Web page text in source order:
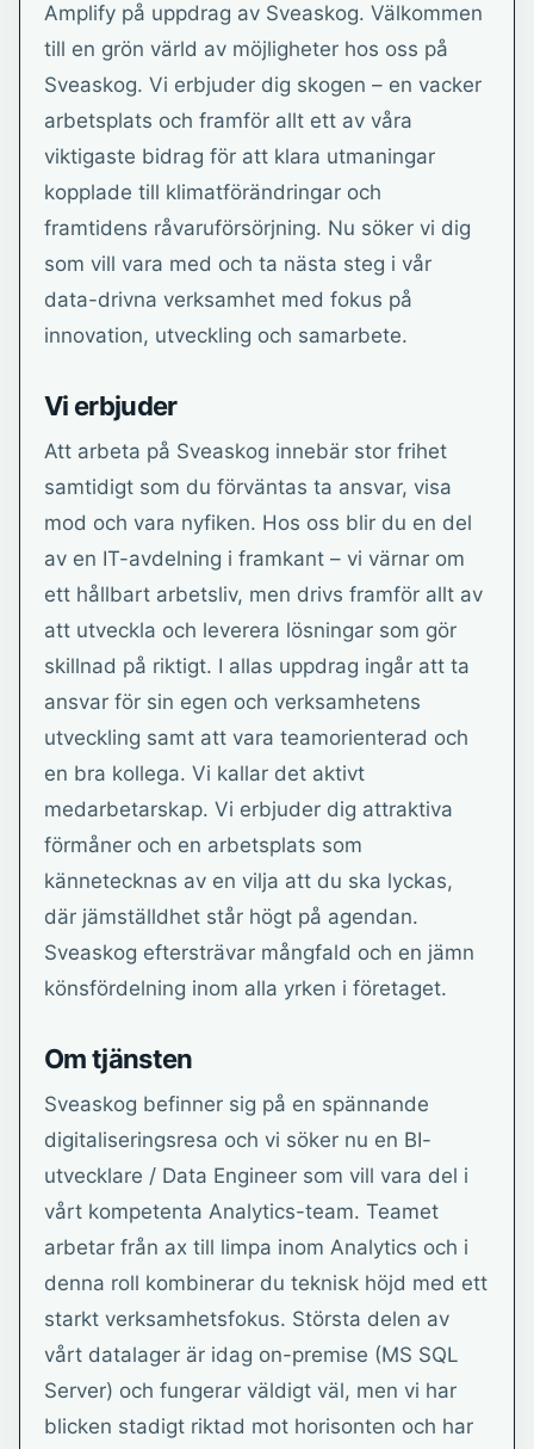
Amplify på uppdrag av Sveaskog. Välkommen
till en grön värld av möjligheter hos oss på
Sveaskog. Vi erbjuder dig skogen – en vacker
arbetsplats och framför allt ett av våra
viktigaste bidrag för att klara utmaningar
kopplade till klimatförändringar och
framtidens råvaruförsörjning. Nu söker vi dig
som vill vara med och ta nästa steg i vår
data-drivna verksamhet med fokus på
innovation, utveckling och samarbete.
Vi erbjuder
Att arbeta på Sveaskog innebär stor frihet
samtidigt som du förväntas ta ansvar, visa
mod och vara nyfiken. Hos oss blir du en del
av en IT-avdelning i framkant – vi värnar om
ett hållbart arbetsliv, men drivs framför allt av
att utveckla och leverera lösningar som gör
skillnad på riktigt. I allas uppdrag ingår att ta
ansvar för sin egen och verksamhetens
utveckling samt att vara teamorienterad och
en bra kollega. Vi kallar det aktivt
medarbetarskap. Vi erbjuder dig attraktiva
förmåner och en arbetsplats som
kännetecknas av en vilja att du ska lyckas,
där jämställdhet står högt på agendan.
Sveaskog eftersträvar mångfald och en jämn
könsfördelning inom alla yrken i företaget.
Om tjänsten
Sveaskog befinner sig på en spännande
digitaliseringsresa och vi söker nu en BI-
utvecklare / Data Engineer som vill vara del i
vårt kompetenta Analytics-team. Teamet
arbetar från ax till limpa inom Analytics och i
denna roll kombinerar du teknisk höjd med ett
starkt verksamhetsfokus. Största delen av
vårt datalager är idag on-premise (MS SQL
Server) och fungerar väldigt väl, men vi har
blicken stadigt riktad mot horisonten och har